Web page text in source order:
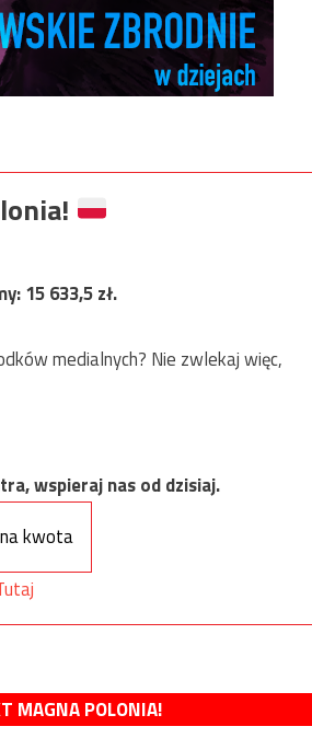
15 633,5zł.
medialnych? Nie zwlekaj więc,
wspieraj nas od dzisiaj.
kwota
MAGNA POLONIA!